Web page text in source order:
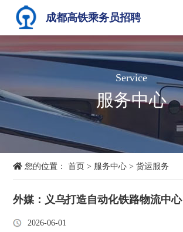
成都高铁乘务员招聘
Service
服务中心
您的位置：首页 > 服务中心 >货运服务
外媒：义乌打造自动化铁路物流中心
2026-06-01